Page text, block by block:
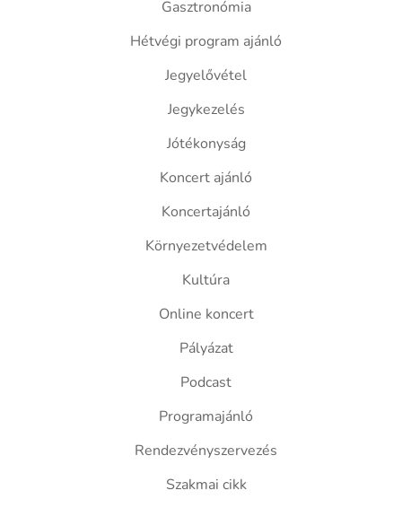
Gasztronómia
Hétvégi program ajánló
Jegyelővétel
Jegykezelés
Jótékonyság
Koncert ajánló
Koncertajánló
Környezetvédelem
Kultúra
Online koncert
Pályázat
Podcast
Programajánló
Rendezvényszervezés
Szakmai cikk